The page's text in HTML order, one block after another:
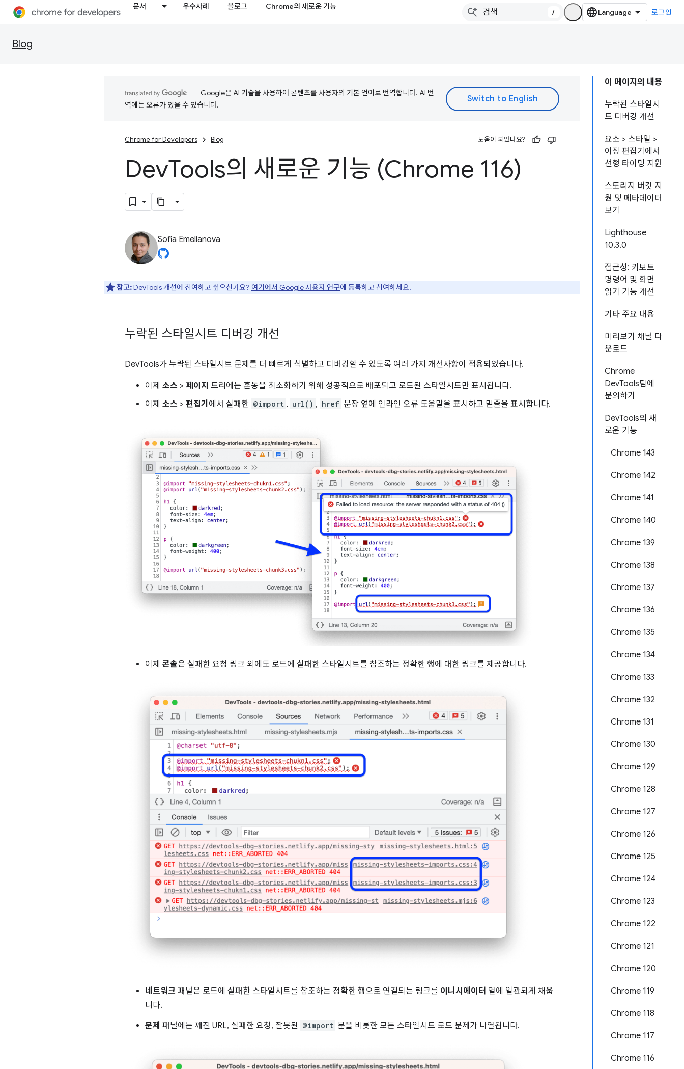
문서 우수사례 블로그 Chrome의 새로운 기능
/ 로그인
Blog
이 페이지의 내용
누락된 스타일시
트 디버깅 개선
요소 > 스타일 >
이징 편집기에서
선형 타이밍 지원
스토리지 버킷 지
원 및 메타데이터
보기
Lighthouse
10.3.0
접근성: 키보드
명령어 및 화면
읽기 기능 개선
기타 주요 내용
미리보기 채널 다
운로드
Chrome
DevTools팀에
문의하기
DevTools의 새
로운 기능
Chrome 143
Chrome 142
Chrome 141
Chrome 140
Chrome 139
Chrome 138
Chrome 137
Chrome 136
Chrome 135
Chrome 134
Chrome 133
Chrome 132
Chrome 131
Chrome 130
Chrome 129
Chrome 128
Chrome 127
Chrome 126
Chrome 125
Chrome 124
Chrome 123
Chrome 122
Chrome 121
Chrome 120
Chrome 119
Chrome 118
Chrome 117
Chrome 116
Google은 AI 기술을 사용하여 콘텐츠를 사용자의 기본 언어로 번역합니다. AI 번
역에는 오류가 있을 수 있습니다.
Chrome for Developers Blog 도움이 되었나요?
DevTools의 새로운 기능 (Chrome 116)
Sofia Emelianova
참고:DevTools 개선에 참여하고 싶으신가요? 여기에서 Google 사용자 연구에 등록하고 참여하세요.
누락된 스타일시트 디버깅 개선
DevTools가 누락된 스타일시트 문제를 더 빠르게 식별하고 디버깅할 수 있도록 여러 가지 개선사항이 적용되었습니다.
이제 소스 > 페이지 트리에는 혼동을 최소화하기 위해 성공적으로 배포되고 로드된 스타일시트만 표시됩니다.
이제 소스 > 편집기 에서 실패한 @import , url() , href 문장 옆에 인라인 오류 도움말을 표시하고 밑줄을 표시합니다.
이제 콘솔은 실패한 요청 링크 외에도 로드에 실패한 스타일시트를 참조하는 정확한 행에 대한 링크를 제공합니다.
네트워크 패널은 로드에 실패한 스타일시트를 참조하는 정확한 행으로 연결되는 링크를 이니시에이터 열에 일관되게 채웁
니다.
문제 패널에는 깨진 URL, 실패한 요청, 잘못된 @import 문을 비롯한 모든 스타일시트 로드 문제가 나열됩니다.